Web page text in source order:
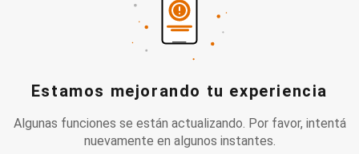
Estamos mejorando tu experiencia
Algunas funciones se están actualizando. Por favor, intentá
nuevamente en algunos instantes.